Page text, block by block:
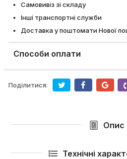
Самовивіз зі складу
Інші транспортні служби
Доставка у поштомати Нової
Способи оплати
Поділитися:
Опис
Технічні